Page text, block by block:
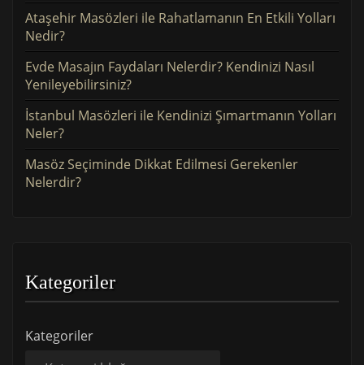
Ataşehir Masözleri ile Rahatlamanın En Etkili Yolları
Nedir?
Evde Masajın Faydaları Nelerdir? Kendinizi Nasıl
Yenileyebilirsiniz?
İstanbul Masözleri ile Kendinizi Şımartmanın Yolları
Neler?
Masöz Seçiminde Dikkat Edilmesi Gerekenler
Nelerdir?
Kategoriler
Kategoriler